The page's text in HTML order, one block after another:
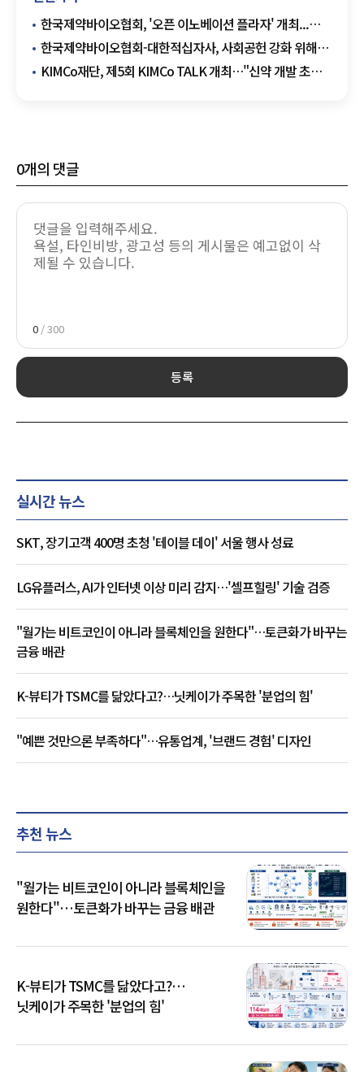
한국제약바이오협회, '오픈 이노베이션 플라자' 개최...
생태계 활성화에 앞장
한국제약바이오협회-대한적십자사, 사회공헌 강화 위해
맞손
KIMCo재단, 제5회 KIMCo TALK 개최…"신약 개발 초기
0개의 댓글
0 / 300
등록
실시간 뉴스
SKT, 장기고객 400명 초청 '테이블 데이' 서울 행사 성료
LG유플러스, AI가 인터넷 이상 미리 감지…'셀프힐링' 기술 검증
"월가는 비트코인이 아니라 블록체인을 원한다"…토큰화가 바꾸는
금융 배관
K-뷰티가 TSMC를 닮았다고?…닛케이가 주목한 '분업의 힘'
"예쁜 것만으론 부족하다"…유통업계, '브랜드 경험' 디자인
추천 뉴스
"월가는 비트코인이 아니라 블록체인을
원한다"…토큰화가 바꾸는 금융 배관
K-뷰티가 TSMC를 닮았다고?…
닛케이가 주목한 '분업의 힘'